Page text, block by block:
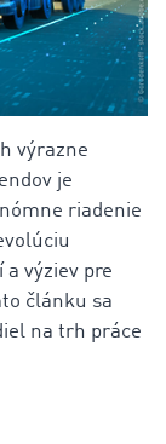
výrazne
je
riadenie
výziev pre
článku sa
na trh práce